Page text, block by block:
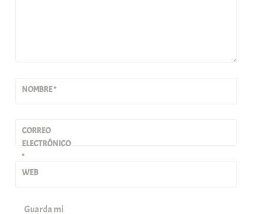
NOMBRE*
CORREO
ELECTRÓNICO
*
WEB
Guarda mi